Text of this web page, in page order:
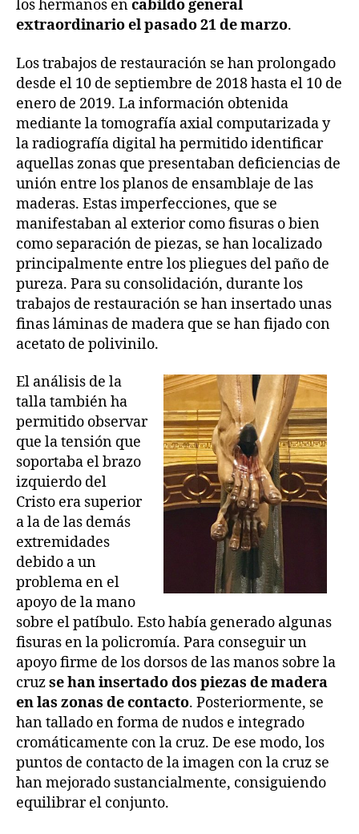
los hermanos encabildo general
extraordinario el pasado 21 de marzo.
Los trabajos de restauración se han prolongado
desde el 10 de septiembre de 2018 hasta el 10 de
enero de 2019. La información obtenida
mediante la tomografía axial computarizada y
la radiografía digital ha permitido identificar
aquellas zonas que presentaban deficiencias de
unión entre los planos de ensamblaje de las
maderas. Estas imperfecciones, que se
manifestaban al exterior como fisuras o bien
como separación de piezas, se han localizado
principalmente entre los pliegues del paño de
pureza. Para su consolidación, durante los
trabajos de restauración se han insertado unas
finas láminas de madera que se han fijado con
acetato de polivinilo.
El análisis de la
talla también ha
permitido observar
que la tensión que
soportaba el brazo
izquierdo del
Cristo era superior
a la de las demás
extremidades
debido a un
problema en el
apoyo de la mano
sobre el patíbulo. Esto había generado algunas
fisuras en la policromía. Para conseguir un
apoyo firme de los dorsos de las manos sobre la
cruzse han insertado dos piezas de madera
en las zonas de contacto. Posteriormente, se
han tallado en forma de nudos e integrado
cromáticamente con la cruz. De ese modo, los
puntos de contacto de la imagen con la cruz se
han mejorado sustancialmente, consiguiendo
equilibrar el conjunto.